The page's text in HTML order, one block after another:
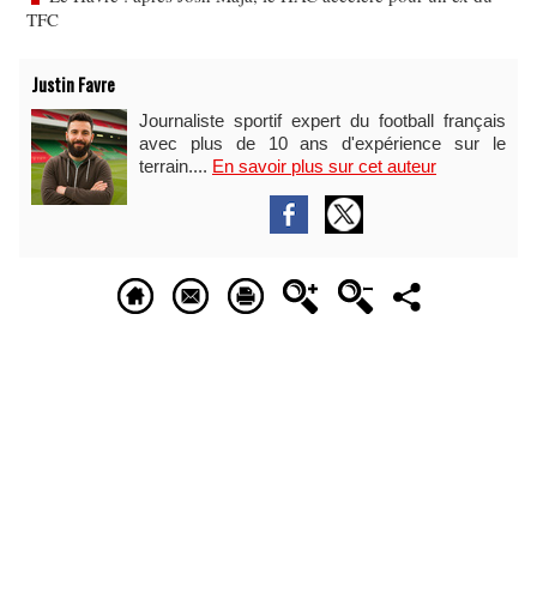
TFC
Justin Favre
Journaliste sportif expert du football français
avec plus de 10 ans d'expérience sur le
terrain.... En savoir plus sur cet auteur